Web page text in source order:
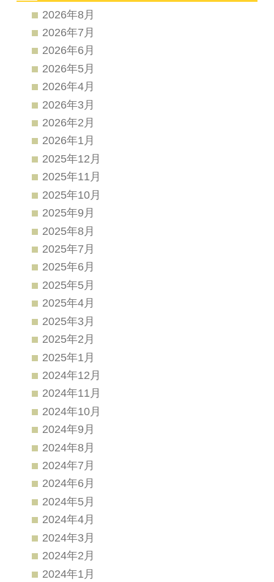
2026年8月
2026年7月
2026年6月
2026年5月
2026年4月
2026年3月
2026年2月
2026年1月
2025年12月
2025年11月
2025年10月
2025年9月
2025年8月
2025年7月
2025年6月
2025年5月
2025年4月
2025年3月
2025年2月
2025年1月
2024年12月
2024年11月
2024年10月
2024年9月
2024年8月
2024年7月
2024年6月
2024年5月
2024年4月
2024年3月
2024年2月
2024年1月